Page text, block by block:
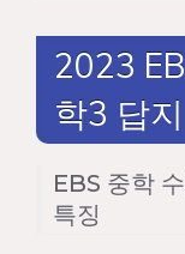
2023
학3 답지
EBS 중학
특징